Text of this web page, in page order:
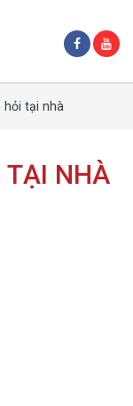
tại nhà
TẠI NHÀ